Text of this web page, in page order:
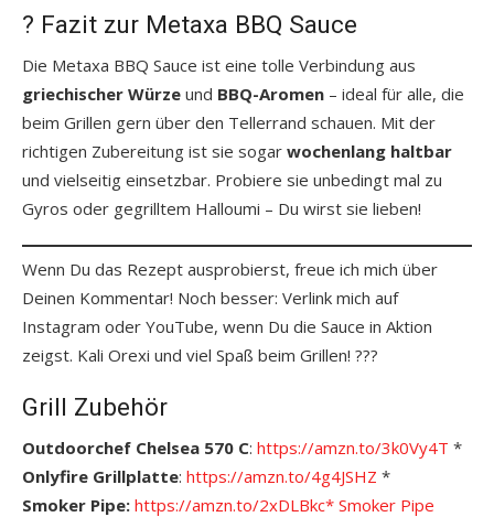
? Fazit zur Metaxa BBQ Sauce
Die Metaxa BBQ Sauce ist eine tolle Verbindung aus
griechischer Würze und BBQ-Aromen – ideal für alle, die
beim Grillen gern über den Tellerrand schauen. Mit der
richtigen Zubereitung ist sie sogar wochenlang haltbar
und vielseitig einsetzbar. Probiere sie unbedingt mal zu
Gyros oder gegrilltem Halloumi – Du wirst sie lieben!
Wenn Du das Rezept ausprobierst, freue ich mich über
Deinen Kommentar! Noch besser: Verlink mich auf
Instagram oder YouTube, wenn Du die Sauce in Aktion
zeigst. Kali Orexi und viel Spaß beim Grillen! ???
Grill Zubehör
Outdoorchef Chelsea 570 C: https://amzn.to/3k0Vy4T *
Onlyfire Grillplatte: https://amzn.to/4g4JSHZ *
Smoker Pipe: https://amzn.to/2xDLBkc* Smoker Pipe